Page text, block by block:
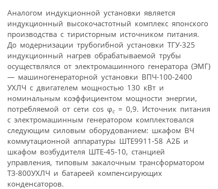
Аналогом индукционной установки является
индукционный высокочастотный комплекс японского
производства с тиристорным источником питания.
До модернизации трубогибной установки ТГУ-325
индукционный нагрев обрабатываемой трубы
осуществлялся от электромашинного генератора (ЭМГ)
— машиногенераторной установки ВПЧ-100-2400
УХЛЧ с двигателем мощностью 130 кВт и
номинальным коэффициентом мощности энергии,
потребляемой от сети cos φс = 0,9. Источник питания
с электромашинным генератором комплектовался
следующим силовым оборудованием: шкафом ВЧ
коммутационной аппаратуры ШТЕ9911-58 А2Б и
шкафом возбудителя ШТЕ-45-10, станцией
управления, типовым закалочным трансформатором
ТЗ-800УХЛЧ и батареей компенсирующих
конденсаторов.